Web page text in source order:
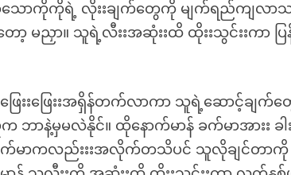
လာသောကိုကိုရဲ့ လိုးးချက်တွေကို မျက်ရည်ကျလ
မညှာ။ သူရဲ့လီးးအဆုံးးထိ ထိုးးသွင်းးကာ ပ
ေးးဖြေးးအရှိန်တက်လာကာ သူရဲ့ဆောင့်ခ
မှုက ဘာနဲ့မှမလဲနိုင်။ ထိုနောက်မာန် ခက်မာအား
ခက်မာကလည်းးးအလိုက်တသိပင် သူလိုချင်တာကို